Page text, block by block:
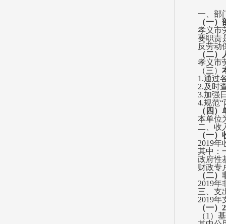
一、部
（一
孝义市
要职责
反劳动
（二
孝义市
（三）
1.通过
2.及时
3.加强
4.规范
（四
本单位
二、收
（一
2019年
其中：
政府性
财政专
（二
2019年
三、支
2019年
（一）
（1）